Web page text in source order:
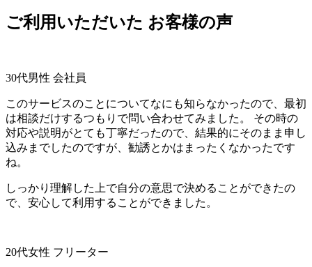
ご利用いただいた お客様の声
30代男性 会社員
このサービスのことについてなにも知らなかったので、最初
は相談だけするつもりで問い合わせてみました。 その時の
対応や説明がとても丁寧だったので、結果的にそのまま申し
込みまでしたのですが、勧誘とかはまったくなかったです
ね。
しっかり理解した上で自分の意思で決めることができたの
で、安心して利用することができました。
20代女性 フリーター